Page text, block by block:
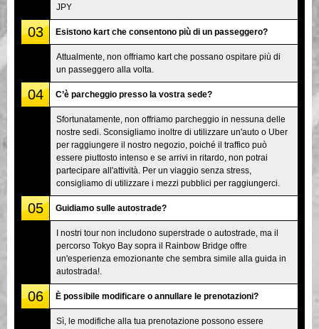
JPY
03 Esistono kart che consentono più di un passeggero?
Attualmente, non offriamo kart che possano ospitare più di
un passeggero alla volta.
04 C’è parcheggio presso la vostra sede?
Sfortunatamente, non offriamo parcheggio in nessuna delle
nostre sedi. Sconsigliamo inoltre di utilizzare un'auto o Uber
per raggiungere il nostro negozio, poiché il traffico può
essere piuttosto intenso e se arrivi in ritardo, non potrai
partecipare all'attività. Per un viaggio senza stress,
consigliamo di utilizzare i mezzi pubblici per raggiungerci.
05 Guidiamo sulle autostrade?
I nostri tour non includono superstrade o autostrade, ma il
percorso Tokyo Bay sopra il Rainbow Bridge offre
un'esperienza emozionante che sembra simile alla guida in
autostrada!.
06 È possibile modificare o annullare le prenotazioni?
Sì, le modifiche alla tua prenotazione possono essere